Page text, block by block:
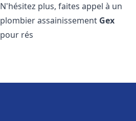
N'hésitez plus, faites appel à un
plombier assainissement Gex
pour rés